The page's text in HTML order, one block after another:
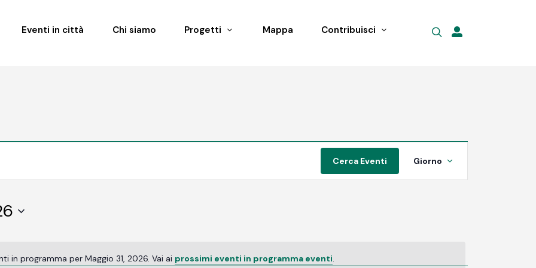
Eventi in città Chi siamo Progetti Mappa Contribuisci
Notice
in programma per Maggio 31, 2026. Vai ai prossimi eventi in programma eventi.
Cerca Eventi Giorno